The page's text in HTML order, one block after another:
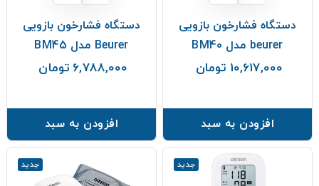
دستگاه فشارخون بازویی
beurer مدل BM40
10,617,000 تومان
افزودن به سبد
دستگاه فشارخون بازویی
Beurer مدل BM45
6,788,000 تومان
افزودن به سبد
جدید جدید